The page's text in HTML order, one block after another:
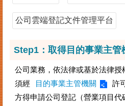
本
資
查
案
件
公司雲端登記文件管理平台
Step1：取得目的事業主管
公司業務，依法律或基於法律
須經
目的事業主管機關
許
方得申請公司登記（營業項目代